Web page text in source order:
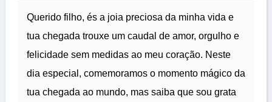
Querido filho, és a joia preciosa da minha vida e
tua chegada trouxe um caudal de amor, orgulho e
felicidade sem medidas ao meu coração. Neste
dia especial, comemoramos o momento mágico da
tua chegada ao mundo, mas saiba que sou grata